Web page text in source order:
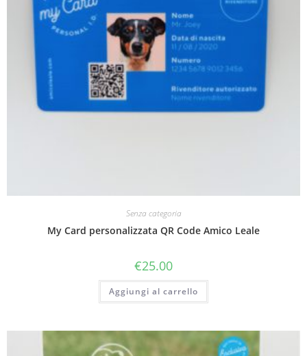
Senza categoria
My Card personalizzata QR Code Amico Leale
€25.00
Aggiungi al carrello